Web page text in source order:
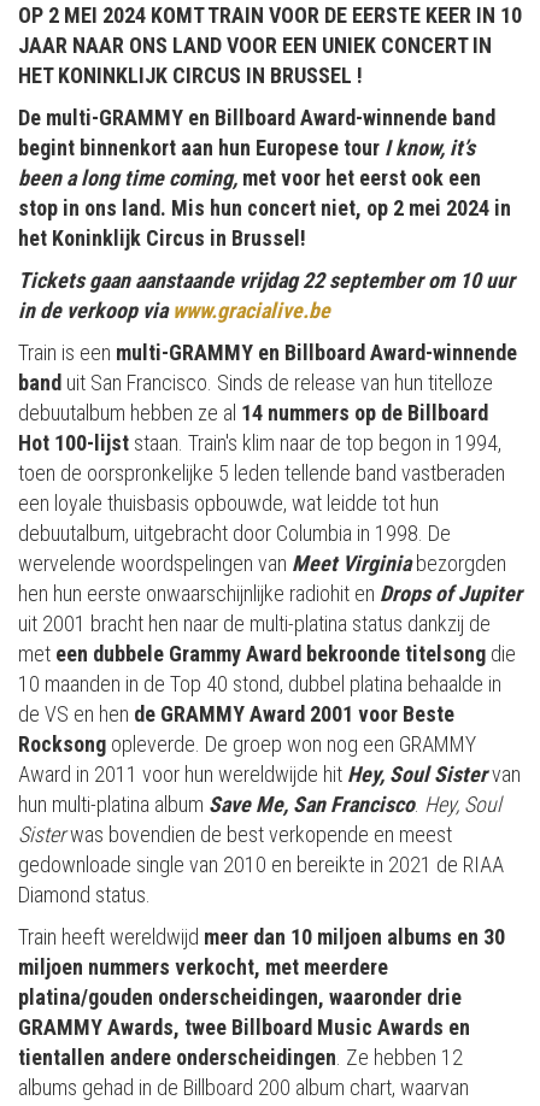
OP 2 MEI 2024 KOMT TRAIN VOOR DE EERSTE KEER IN 10
JAAR NAAR ONS LAND VOOR EEN UNIEK CONCERT IN
HET KONINKLIJK CIRCUS IN BRUSSEL !
De multi-GRAMMY en Billboard Award-winnende band
begint binnenkort aan hun Europese tour I know, it’s
been a long time coming, met voor het eerst ook een
stop in ons land. Mis hun concert niet, op 2 mei 2024 in
het Koninklijk Circus in Brussel!
Tickets gaan aanstaande vrijdag 22 september om 10 uur
in de verkoop viawww.gracialive.be
Train is een multi-GRAMMY en Billboard Award-winnende
band uit San Francisco. Sinds de release van hun titelloze
debuutalbum hebben ze al 14 nummers op de Billboard
Hot 100-lijst staan. Train's klim naar de top begon in 1994,
toen de oorspronkelijke 5 leden tellende band vastberaden
een loyale thuisbasis opbouwde, wat leidde tot hun
debuutalbum, uitgebracht door Columbia in 1998. De
wervelende woordspelingen van Meet Virginiabezorgden
hen hun eerste onwaarschijnlijke radiohit en Drops of Jupiter
uit 2001 bracht hen naar de multi-platina status dankzij de
met een dubbele Grammy Award bekroonde titelsong die
10 maanden in de Top 40 stond, dubbel platina behaalde in
de VS en hen de GRAMMY Award 2001 voor Beste
Rocksong opleverde. De groep won nog een GRAMMY
Award in 2011 voor hun wereldwijde hit Hey, Soul Sistervan
hun multi-platina album Save Me, San Francisco. Hey, Soul
Sisterwas bovendien de best verkopende en meest
gedownloade single van 2010 en bereikte in 2021 de RIAA
Diamond status.
Train heeft wereldwijd meer dan 10 miljoen albums en 30
miljoen nummers verkocht, met meerdere
platina/gouden onderscheidingen, waaronder drie
GRAMMY Awards, twee Billboard Music Awards en
tientallen andere onderscheidingen. Ze hebben 12
albums gehad in de Billboard 200 album chart, waarvan